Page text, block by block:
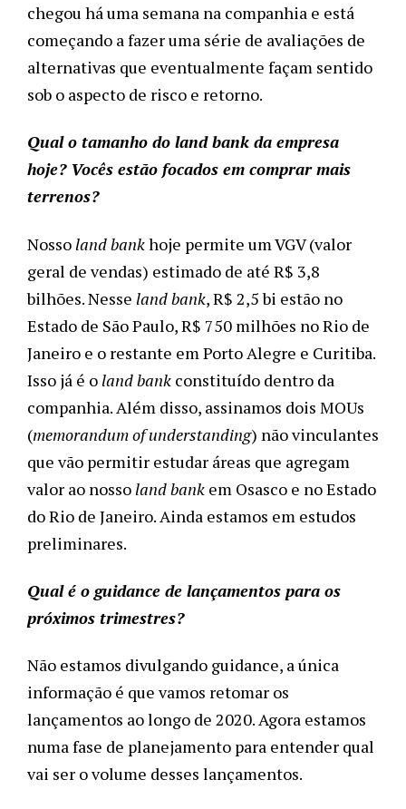
chegou há uma semana na companhia e está
começando a fazer uma série de avaliações de
alternativas que eventualmente façam sentido
sob o aspecto de risco e retorno.
Qual o tamanho do land bank da empresa
hoje? Vocês estão focados em comprar mais
terrenos?
Nossoland bankhoje permite um VGV (valor
geral de vendas) estimado de até R$ 3,8
bilhões. Nesse land bank, R$ 2,5 bi estão no
Estado de São Paulo, R$ 750 milhões no Rio de
Janeiro e o restante em Porto Alegre e Curitiba.
Isso já é oland bank constituído dentro da
companhia. Além disso, assinamos dois MOUs
(memorandum of understanding) não vinculantes
que vão permitir estudar áreas que agregam
valor ao nossoland bank em Osasco e no Estado
do Rio de Janeiro. Ainda estamos em estudos
preliminares.
Qual é o guidance de lançamentos para os
próximos trimestres?
Não estamos divulgando guidance, a única
informação é que vamos retomar os
lançamentos ao longo de 2020. Agora estamos
numa fase de planejamento para entender qual
vai ser o volume desses lançamentos.